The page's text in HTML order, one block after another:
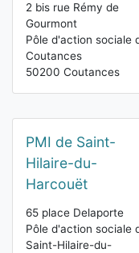
2 bis rue Rémy de
Gourmont
Pôle d'action sociale
Coutances
50200 Coutances
PMI de Saint-
Hilaire-du-
Harcouët
65 place Delaporte
Pôle d'action sociale
Saint-Hilaire-du-